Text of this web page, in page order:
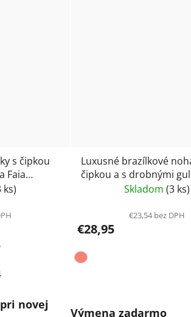
s čipkou
Faia
ks)
Luxusné brazílkové
čipkou a s drobnými
Rosa Faia 1394 ELOISE
Skladom (3 ks)
€23,54 bez DPH
€28,95
novej
Výmena zadarmo